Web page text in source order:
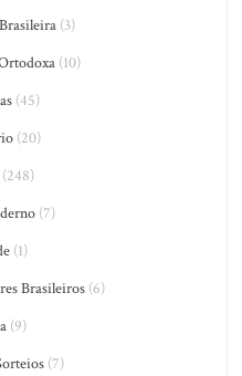
(3)
(10)
(45)
(20)
(7)
(1)
Brasileiros(6)
(9)
(7)